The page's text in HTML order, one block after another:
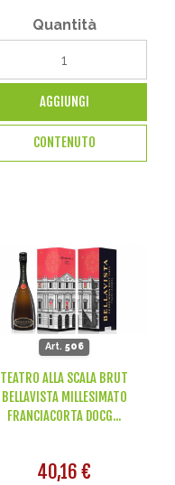
Quantità
AGGIUNGI
CONTENUTO
Art. 506
TEATRO ALLA SCALA BRUT
BELLAVISTA MILLESIMATO
FRANCIACORTA DOCG...
40,16 €